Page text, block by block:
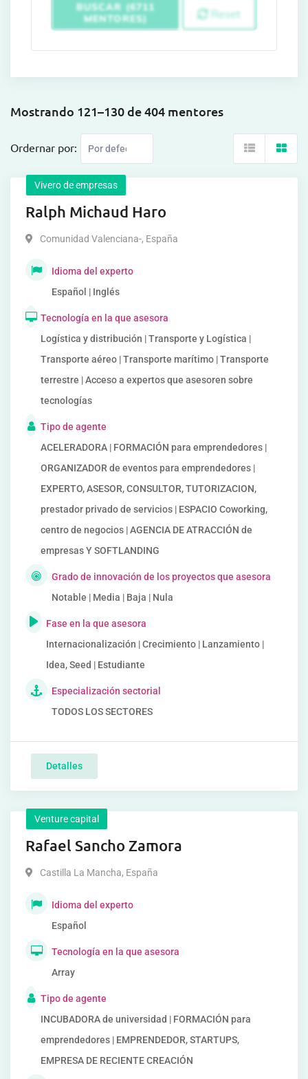
BUSCAR (6711
MENTORES)
Reset
Mostrando 121–130 de 404 mentores
Ordernar por:
Vivero de empresas
Ralph Michaud Haro
Comunidad Valenciana-, España
Idioma del experto
Español | Inglés
Tecnología en la que asesora
Logística y distribución | Transporte y Logística |
Transporte aéreo | Transporte marítimo | Transporte
terrestre | Acceso a expertos que asesoren sobre
tecnologías
Tipo de agente
ACELERADORA | FORMACIÓN para emprendedores |
ORGANIZADOR de eventos para emprendedores |
EXPERTO, ASESOR, CONSULTOR, TUTORIZACION,
prestador privado de servicios | ESPACIO Coworking,
centro de negocios | AGENCIA DE ATRACCIÓN de
empresas Y SOFTLANDING
Grado de innovación de los proyectos que asesora
Notable | Media | Baja | Nula
Fase en la que asesora
Internacionalización | Crecimiento | Lanzamiento |
Idea, Seed | Estudiante
Especialización sectorial
TODOS LOS SECTORES
Detalles
Venture capital
Rafael Sancho Zamora
Castilla La Mancha, España
Idioma del experto
Español
Tecnología en la que asesora
Array
Tipo de agente
INCUBADORA de universidad | FORMACIÓN para
emprendedores | EMPRENDEDOR, STARTUPS,
EMPRESA DE RECIENTE CREACIÓN